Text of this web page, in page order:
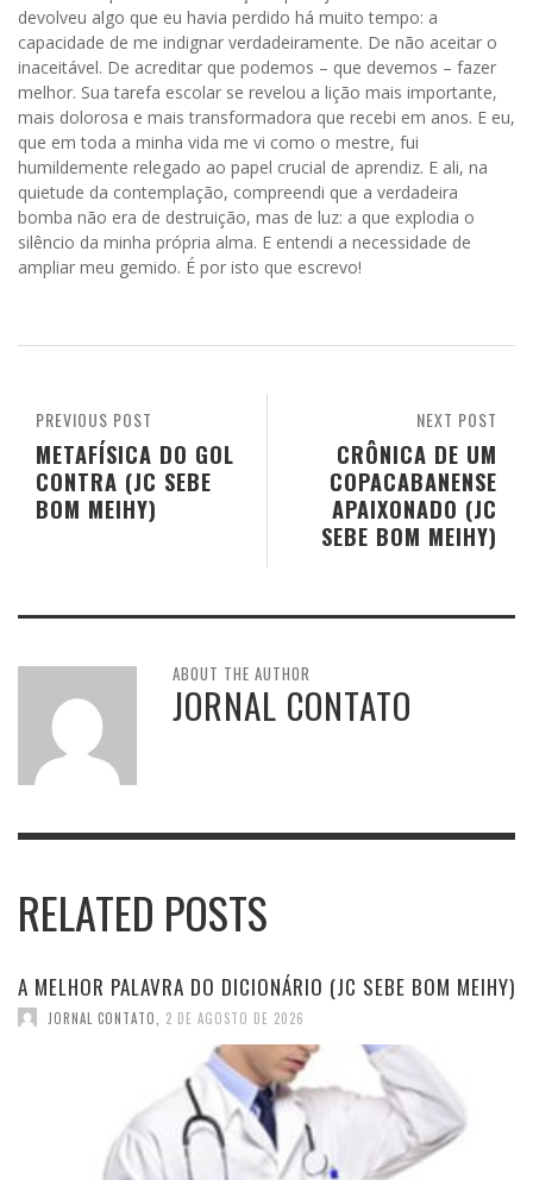
devolveu algo que eu havia perdido há muito tempo: a
capacidade de me indignar verdadeiramente. De não aceitar o
inaceitável. De acreditar que podemos – que devemos – fazer
melhor. Sua tarefa escolar se revelou a lição mais importante,
mais dolorosa e mais transformadora que recebi em anos. E eu,
que em toda a minha vida me vi como o mestre, fui
humildemente relegado ao papel crucial de aprendiz. E ali, na
quietude da contemplação, compreendi que a verdadeira
bomba não era de destruição, mas de luz: a que explodia o
silêncio da minha própria alma. E entendi a necessidade de
ampliar meu gemido. É por isto que escrevo!
NEXT POST
CRÔNICA DE UM
COPACABANENSE
APAIXONADO (JC
SEBE BOM MEIHY)
PREVIOUS POST
METAFÍSICA DO GOL
CONTRA (JC SEBE
BOM MEIHY)
ABOUT THE AUTHOR
JORNAL CONTATO
RELATED POSTS
A MELHOR PALAVRA DO DICIONÁRIO (JC SEBE BOM MEIHY)
JORNAL CONTATO 2 DE AGOSTO DE 2026